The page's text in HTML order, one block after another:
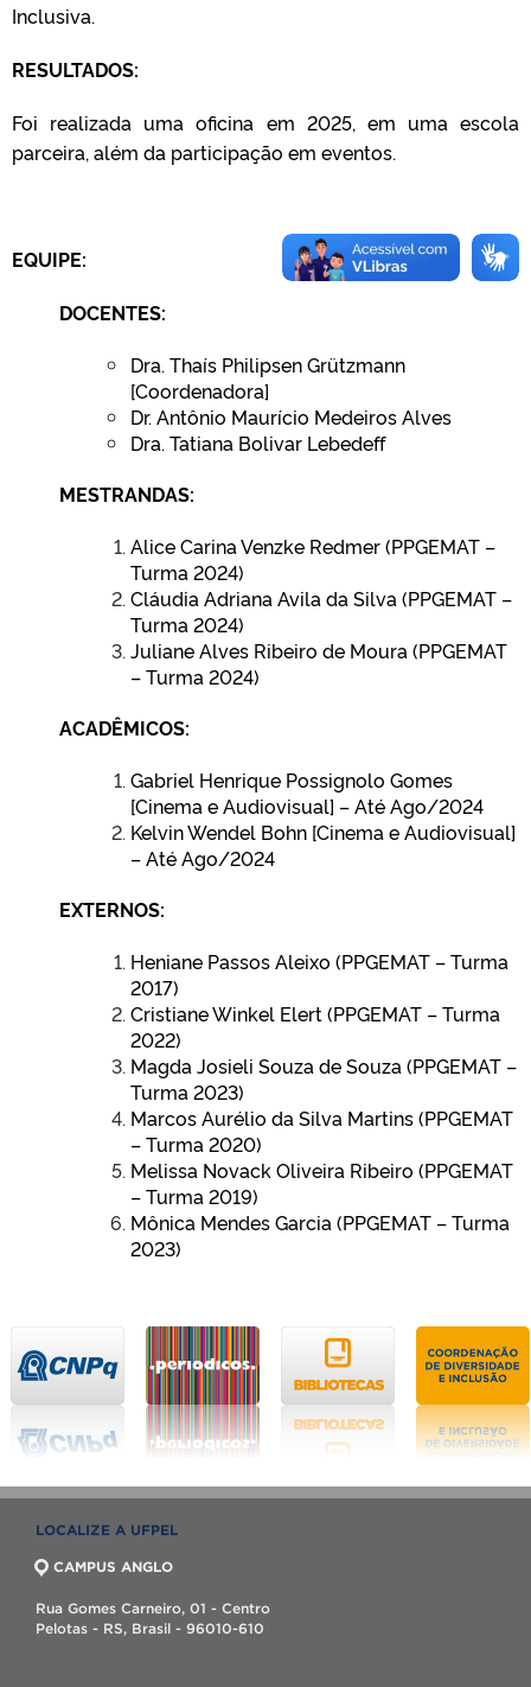
Inclusiva.
RESULTADOS:
Foi realizada uma oficina em 2025, em uma escola
parceira, além da participação em eventos.
EQUIPE:
DOCENTES:
Dra. Thaís Philipsen Grützmann
[Coordenadora]
Dr. Antônio Maurício Medeiros Alves
Dra. Tatiana Bolivar Lebedeff
MESTRANDAS:
Alice Carina Venzke Redmer (PPGEMAT –
Turma 2024)
Cláudia Adriana Avila da Silva (PPGEMAT –
Turma 2024)
Juliane Alves Ribeiro de Moura (PPGEMAT
– Turma 2024)
ACADÊMICOS:
Gabriel Henrique Possignolo Gomes
[Cinema e Audiovisual] – Até Ago/2024
Kelvin Wendel Bohn [Cinema e Audiovisual]
– Até Ago/2024
EXTERNOS:
Heniane Passos Aleixo (PPGEMAT – Turma
2017)
Cristiane Winkel Elert (PPGEMAT – Turma
2022)
Magda Josieli Souza deSouza (PPGEMAT –
Turma 2023)
Marcos Aurélio da Silva Martins (PPGEMAT
– Turma 2020)
Melissa Novack Oliveira Ribeiro (PPGEMAT
– Turma 2019)
Mônica Mendes Garcia (PPGEMAT – Turma
2023)
LOCALIZE A UFPEL
CAMPUS ANGLO
Rua Gomes Carneiro, 01 - Centro
Pelotas - RS, Brasil - 96010-610